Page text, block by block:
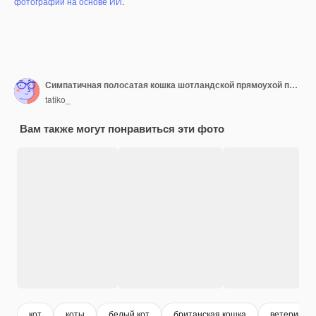
Симпатичная полосатая кошка шотландской прямоухой породы изолирована на белом фоне.
tatiko_
Вам также могут понравиться эти фото